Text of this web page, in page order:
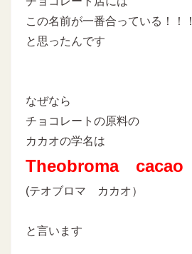
この名前が一番合っている！！！
と思ったんです
なぜなら
チョコレートの原料の
カカオの学名は
Theobroma cacao
(テオブロマ カカオ）
と言います